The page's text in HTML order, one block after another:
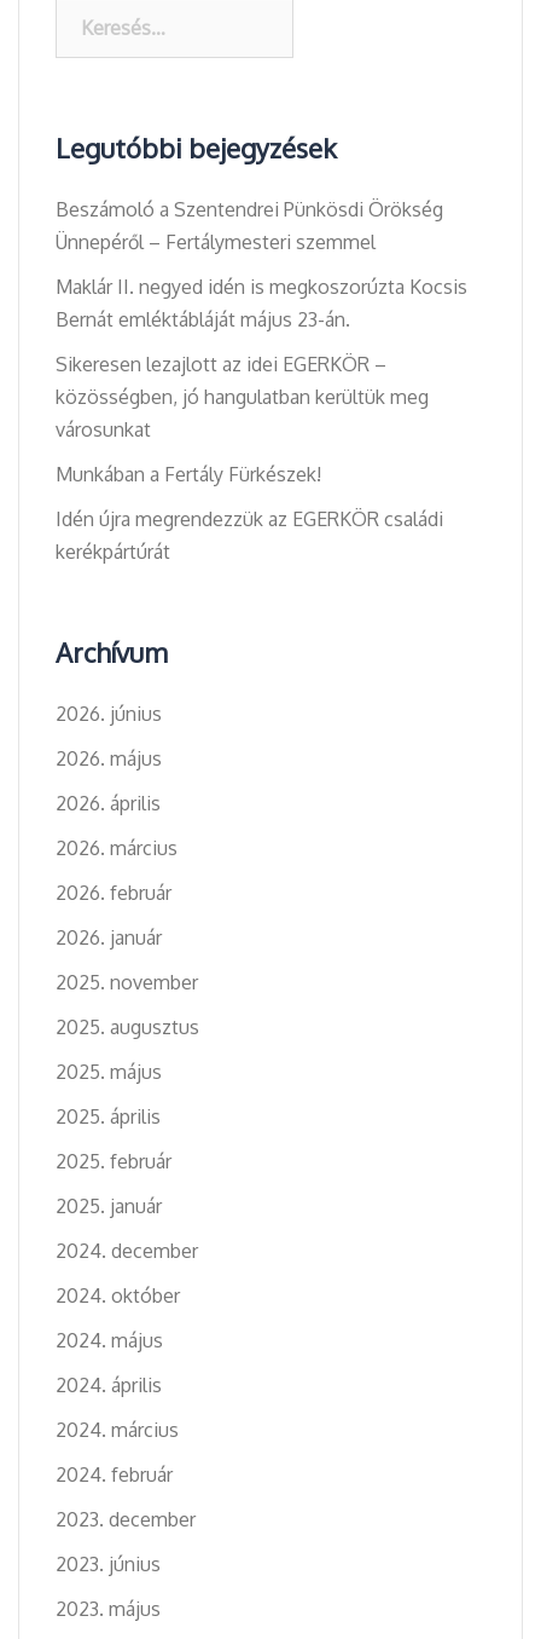
Legutóbbi bejegyzések
Beszámoló a Szentendrei Pünkösdi Örökség
Ünnepéről – Fertálymesteri szemmel
Maklár II. negyed idén is megkoszorúzta Kocsis
Bernát emléktábláját május 23-án.
Sikeresen lezajlott az idei EGERKÖR –
közösségben, jó hangulatban kerültük meg
városunkat
Munkában a Fertály Fürkészek!
Idén újra megrendezzük az EGERKÖR családi
kerékpártúrát
Archívum
2026. június
2026. május
2026. április
2026. március
2026. február
2026. január
2025. november
2025. augusztus
2025. május
2025. április
2025. február
2025. január
2024. december
2024. október
2024. május
2024. április
2024. március
2024. február
2023. december
2023. június
2023. május